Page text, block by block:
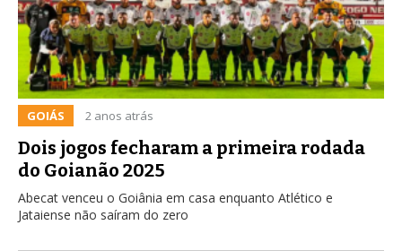
GOIÁS 2 anos atrás
Dois jogos fecharam a primeira rodada
do Goianão 2025
Abecat venceu o Goiânia em casa enquanto Atlético e
Jataiense não saíram do zero